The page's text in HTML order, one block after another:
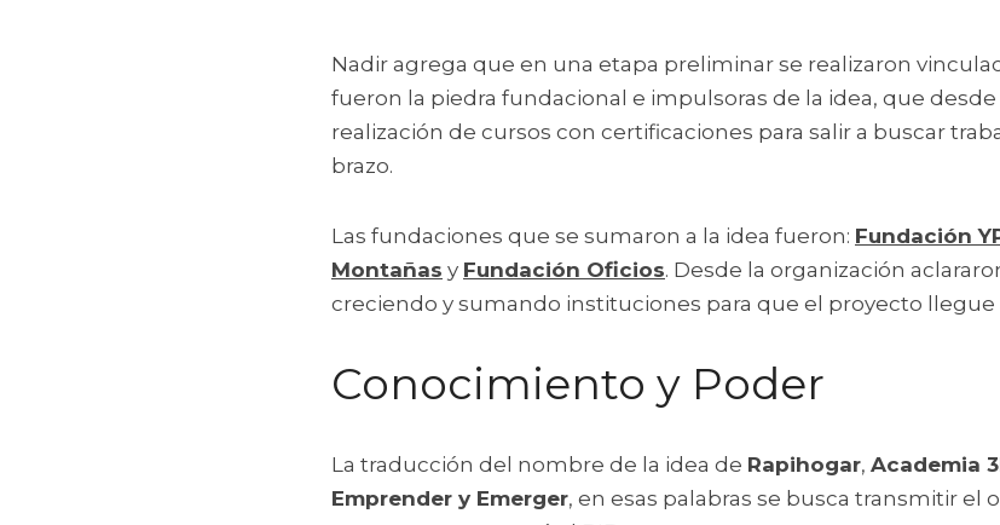
Nadir agrega que en una etapa preliminar se realizaron
fueron la piedra fundacional e impulsoras de la idea, que desde
realización de cursos con certificaciones para salir a buscar
brazo.
Las fundaciones que se sumaron a la idea fueron: Fundación
Montañas y Fundación Oficios. Desde la organización
creciendo y sumando instituciones para que el proyecto llegue
Conocimiento y Poder
La traducción del nombre de la idea de Rapihogar, Academia
Emprender y Emerger, en esas palabras se busca transmitir el